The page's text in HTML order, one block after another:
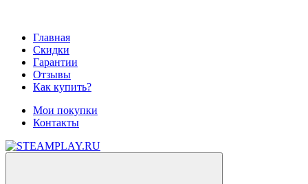
Главная
Скидки
Гарантии
Отзывы
Как купить?
Мои покупки
Контакты